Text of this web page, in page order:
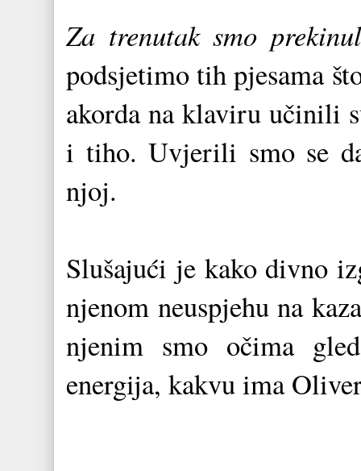
Za trenutak smo
podsjetimo tih pjesama
akorda na klaviru učinili
i tiho. Uvjerili smo se
njoj.
Slušajući je kako divno
njenom neuspjehu na
njenim smo očima
energija, kakvu ima